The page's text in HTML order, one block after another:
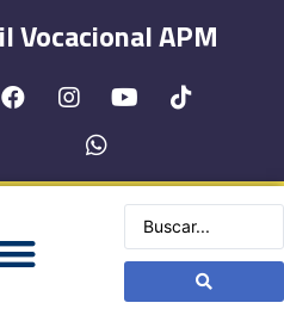
Vocacional APM